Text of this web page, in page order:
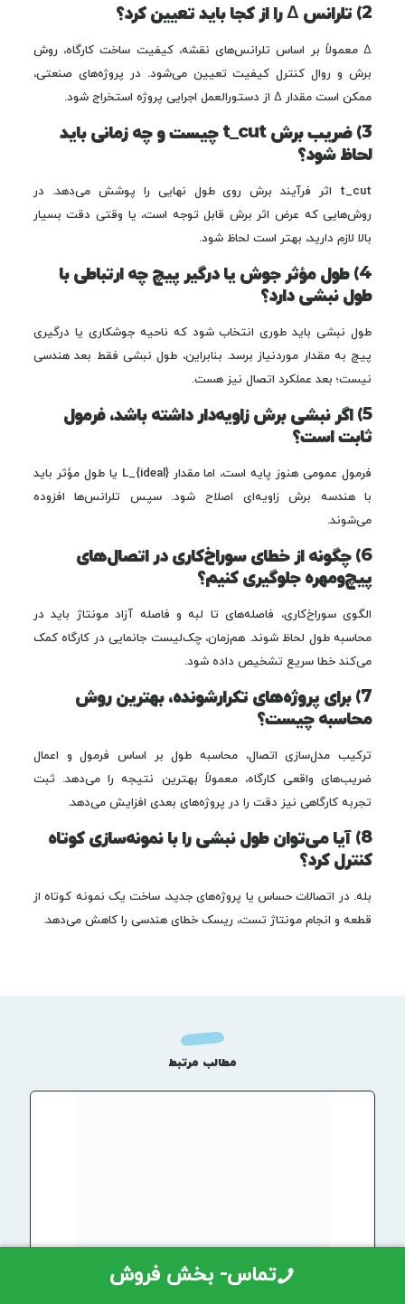
2) تلرانس Δ را از کجا باید تعیین کرد؟
Δ معمولاً بر اساس تلرانس‌های نقشه، کیفیت ساخت کارگاه، روش
برش و روال کنترل کیفیت تعیین می‌شود. در پروژه‌های صنعتی،
ممکن است مقدار Δ از دستورالعمل اجرایی پروژه استخراج شود.
3) ضریب برش t_cut چیست و چه زمانی باید
لحاظ شود؟
t_cut اثر فرآیند برش روی طول نهایی را پوشش می‌دهد. در
روش‌هایی که عرض اثر برش قابل توجه است، یا وقتی دقت بسیار
بالا لازم دارید، بهتر است لحاظ شود.
4) طول مؤثر جوش یا درگیر پیچ چه ارتباطی با
طول نبشی دارد؟
طول نبشی باید طوری انتخاب شود که ناحیه جوشکاری یا درگیری
پیچ به مقدار موردنیاز برسد. بنابراین، طول نبشی فقط بعد هندسی
نیست؛ بعد عملکرد اتصال نیز هست.
5) اگر نبشی برش زاویه‌دار داشته باشد، فرمول
ثابت است؟
فرمول عمومی هنوز پایه است، اما مقدار L_{ideal} یا طول مؤثر باید
با هندسه برش زاویه‌ای اصلاح شود. سپس تلرانس‌ها افزوده
می‌شوند.
6) چگونه از خطای سوراخ‌کاری در اتصال‌های
پیچ‌ومهره جلوگیری کنیم؟
الگوی سوراخ‌کاری، فاصله‌های تا لبه و فاصله آزاد مونتاژ باید در
محاسبه طول لحاظ شوند. هم‌زمان، چک‌لیست جانمایی در کارگاه کمک
می‌کند خطا سریع تشخیص داده شود.
7) برای پروژه‌های تکرارشونده، بهترین روش
محاسبه چیست؟
ترکیب مدل‌سازی اتصال، محاسبه طول بر اساس فرمول و اعمال
ضریب‌های واقعی کارگاه، معمولاً بهترین نتیجه را می‌دهد. ثبت
تجربه کارگاهی نیز دقت را در پروژه‌های بعدی افزایش می‌دهد.
8) آیا می‌توان طول نبشی را با نمونه‌سازی کوتاه
کنترل کرد؟
بله. در اتصالات حساس یا پروژه‌های جدید، ساخت یک نمونه کوتاه از
قطعه و انجام مونتاژ تست، ریسک خطای هندسی را کاهش می‌دهد.
مطالب مرتبط
تماس- بخش فروش